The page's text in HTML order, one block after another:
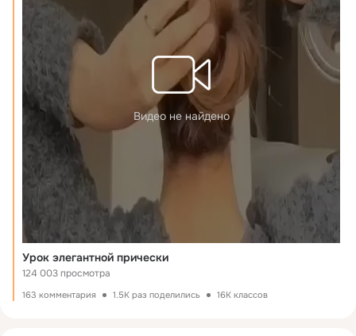
Видео не найдено
Урок элегантной прически
124 003 просмотра
163 комментария 1.5K раз поделились 16K классов